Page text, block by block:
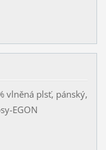
vlněná plsť, pánský,
EGON